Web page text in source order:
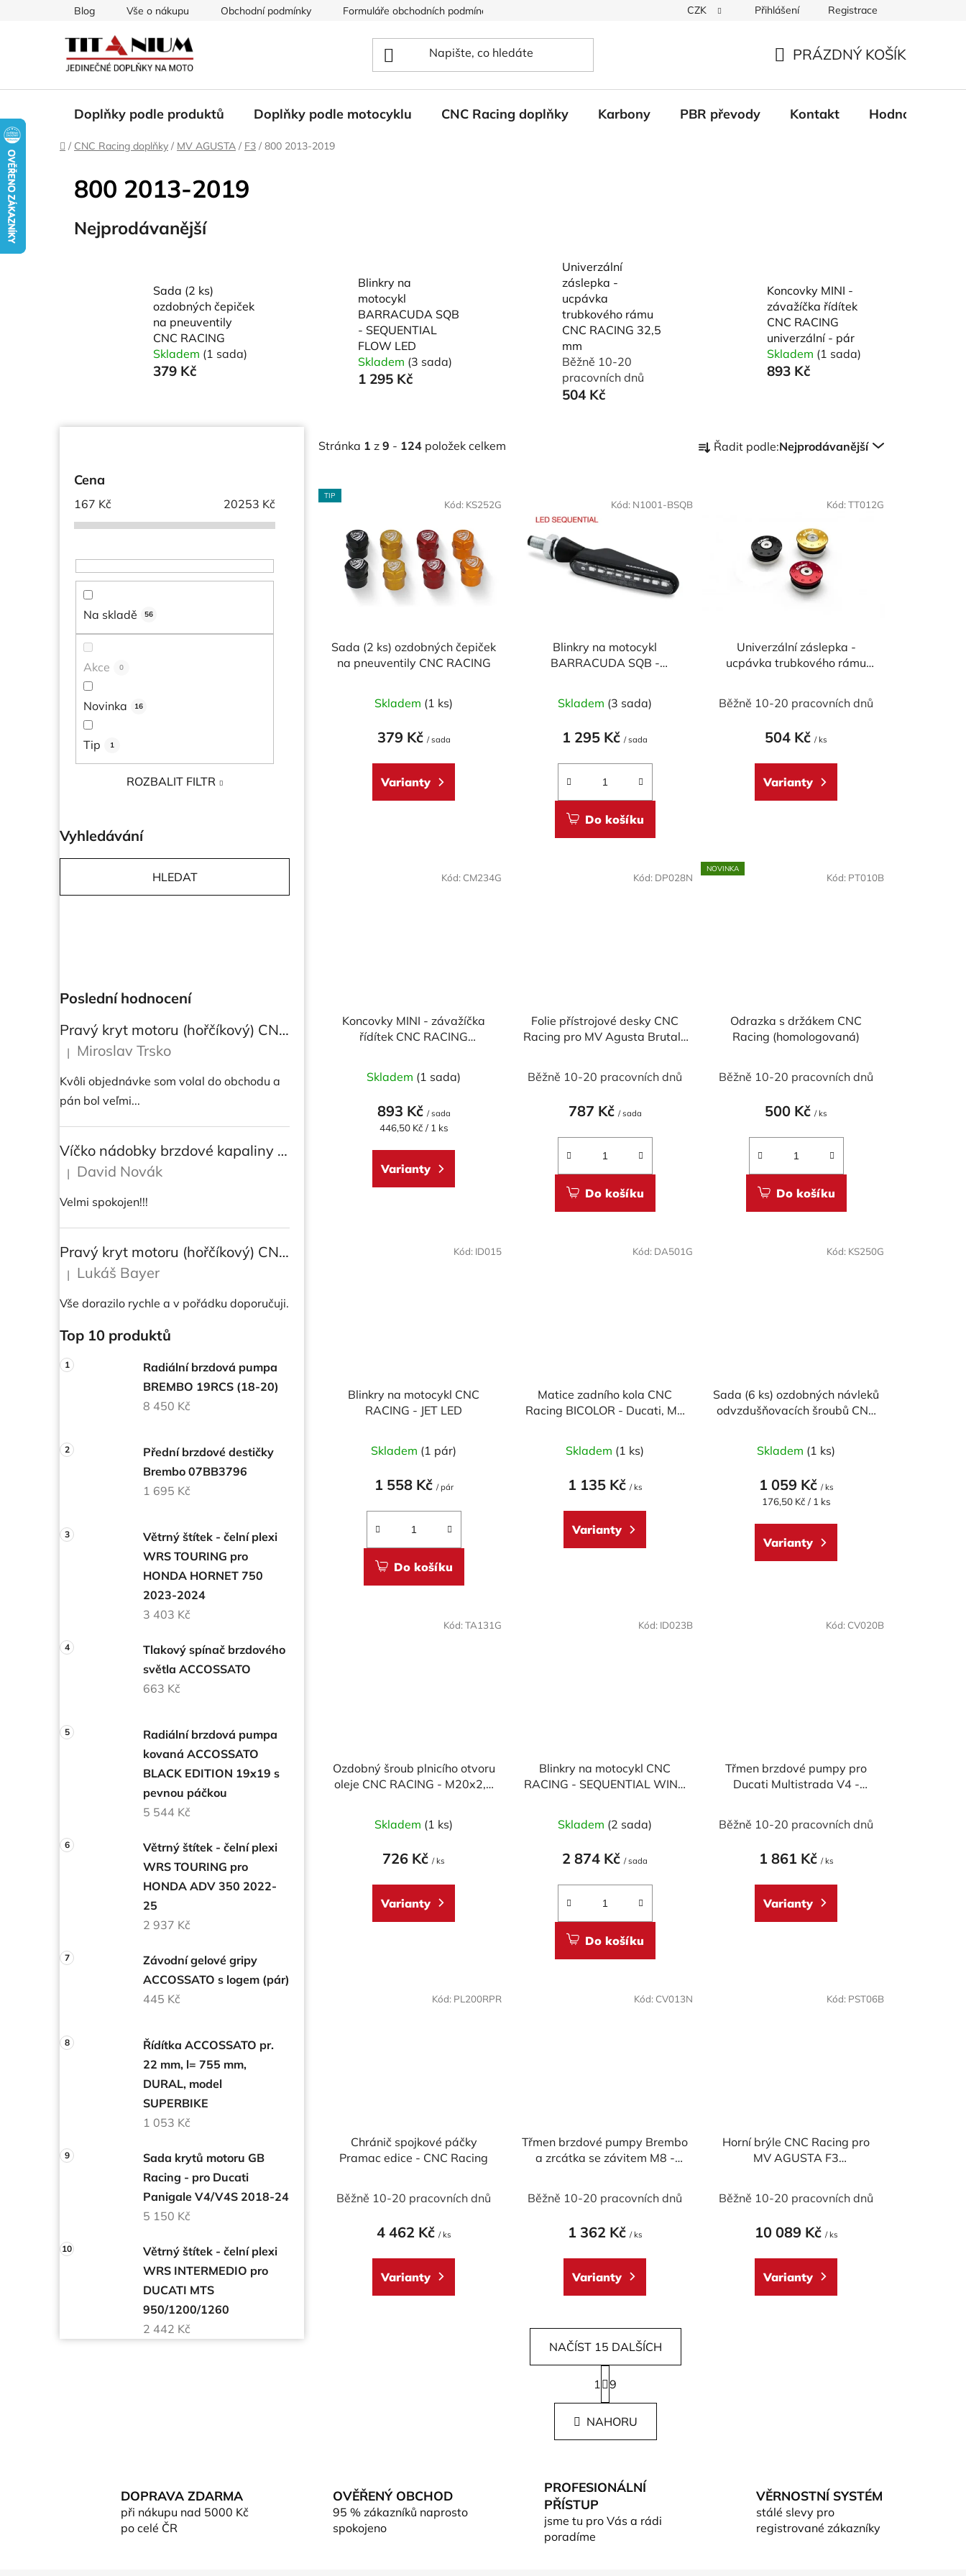
Blog Vše o nákupu Obchodní podmínky Formuláře obchodních podmínek Věrnostní systém Moje objednávka
CZK Přihlášení Registrace
KOŠÍK
PRÁZDNÝ KOŠÍK
Doplňky podle produktů Doplňky podle motocyklu CNC Racing doplňky Karbony PBR převody Kontakt Hodnocení
Domů
/ CNC Racing doplňky / MV AGUSTA / F3 / 800 2013-2019
800 2013-2019
Nejprodávanější
Sada (2 ks)
ozdobných čepiček
na pneuventily
CNC RACING
Skladem (1 sada)
379 Kč
Blinkry na
motocykl
BARRACUDA SQB
- SEQUENTIAL
FLOW LED
Skladem (3 sada)
1 295 Kč
Univerzální
záslepka -
ucpávka
trubkového rámu
CNC RACING 32,5
mm
Běžně 10-20
pracovních dnů
504 Kč
Koncovky MINI -
závažíčka řídítek
CNC RACING
univerzální - pár
Skladem (1 sada)
893 Kč
Cena
167 Kč 20253 Kč
Na skladě 56
Akce 0
Novinka 16
Tip 1
ROZBALIT FILTR
Vyhledávání
HLEDAT
Poslední hodnocení
Pravý kryt motoru (hořčíkový) CNC RACING pro instalaci transparetního krytu spojky pro Ducati Streetfighter V4/V4S
Hodnocení produktu je 5 z 5 hvězdiček.
| Miroslav Trsko
Kvôli objednávke som volal do obchodu a
pán bol veľmi...
Víčko nádobky brzdové kapaliny CNC Racing - BICOLOR
Hodnocení produktu je 5 z 5 hvězdiček.
| David Novák
Velmi spokojen!!!
Pravý kryt motoru (hořčíkový) CNC RACING pro instalaci transparetního krytu spojky pro DUCATI Multistrada/ Diavel V4/ V4S
Hodnocení produktu je 5 z 5 hvězdiček.
| Lukáš Bayer
Vše dorazilo rychle a v pořádku doporučuji.
Top 10 produktů
Radiální brzdová pumpa
BREMBO 19RCS (18-20)
8 450 Kč
Přední brzdové destičky
Brembo 07BB3796
1 695 Kč
Větrný štítek - čelní plexi
WRS TOURING pro
HONDA HORNET 750
2023-2024
3 403 Kč
Tlakový spínač brzdového
světla ACCOSSATO
663 Kč
Radiální brzdová pumpa
kovaná ACCOSSATO
BLACK EDITION 19x19 s
pevnou páčkou
5 544 Kč
Větrný štítek - čelní plexi
WRS TOURING pro
HONDA ADV 350 2022-
25
2 937 Kč
Závodní gelové gripy
ACCOSSATO s logem (pár)
445 Kč
Řídítka ACCOSSATO pr.
22 mm, l= 755 mm,
DURAL, model
SUPERBIKE
1 053 Kč
Sada krytů motoru GB
Racing - pro Ducati
Panigale V4/V4S 2018-24
5 150 Kč
Větrný štítek - čelní plexi
WRS INTERMEDIO pro
DUCATI MTS
950/1200/1260
2 442 Kč
Stránka 1 z 9 - 124 položek celkem
a Řadit podle:Nejprodávanější
V
ý
TIP
Sada (2 ks) ozdobných čepiček
na pneuventily CNC RACING
hodnocení
produktu
z
Skladem (1 ks)
379 Kč / sada
Varianty
Kód: KS252G
Blinkry na motocykl
BARRACUDA SQB -
Skladem (3 sada)
1 295 Kč/ sada
Do košíku
Kód: N1001-BSQB
Univerzální záslepka -
ucpávka trubkového rámu
Běžně 10-20 pracovních dnů
504 Kč/ ks
Varianty
Kód: TT012G
Koncovky MINI - závažíčka
řídítek CNC RACING
Skladem (1 sada)
893 Kč / sada
Měrná
446,50 Kč / 1 ks
Varianty
Kód: CM234G
Folie přístrojové desky CNC
Racing pro MV Agusta Brutale
Běžně 10-20 pracovních dnů
787 Kč / sada
Do košíku
Kód: DP028N
NOVINKA
Odrazka s držákem CNC
Racing (homologovaná)
Běžně 10-20 pracovních dnů
500 Kč/ ks
Do košíku
Kód: PT010B
Blinkry na motocykl CNC
RACING - JET LED
Skladem (1 pár)
1 558 Kč / pár
Do košíku
Kód: ID015
Matice zadního kola CNC
Racing BICOLOR - Ducati, MV
Skladem (1 ks)
1 135 Kč / ks
Varianty
Kód: DA501G
Sada (6 ks) ozdobných návleků
odvzdušňovacích šroubů CNC
hodnocení
produktu
je
Skladem (1 ks)
1 059 Kč / ks
Měrná
176,50 Kč / 1 ks
Varianty
Kód: KS250G
Ozdobný šroub plnicího otvoru
oleje CNC RACING - M20x2,5
hodnocení
produktu
5,0
z
Skladem (1 ks)
726 Kč/ ks
Varianty
Kód: TA131G
Blinkry na motocykl CNC
RACING - SEQUENTIAL WING
Skladem (2 sada)
2 874 Kč/ sada
Do košíku
Kód: ID023B
Třmen brzdové pumpy pro
Ducati Multistrada V4 -
Běžně 10-20 pracovních dnů
1 861 Kč / ks
Varianty
Kód: CV020B
Chránič spojkové páčky
Pramac edice - CNC Racing
Běžně 10-20 pracovních dnů
4 462 Kč / ks
Varianty
Kód: PL200RPR
Třmen brzdové pumpy Brembo
a zrcátka se závitem M8 -
Běžně 10-20 pracovních dnů
1 362 Kč / ks
Varianty
Kód: CV013N
Horní brýle CNC Racing pro
MV AGUSTA F3
Běžně 10-20 pracovních dnů
10 089 Kč / ks
Varianty
Kód: PST06B
O
v
l
á
c
p
NAČÍST 15 DALŠÍCH
S
t
r
n
k
á
n
1 9
NAHORU
DOPRAVA ZDARMA
při nákupu nad 5000 Kč
po celé ČR
OVĚŘENÝ OBCHOD
95 % zákazníků naprosto
spokojeno
PROFESIONÁLNÍ
PŘÍSTUP
jsme tu pro Vás a rádi
poradíme
VĚRNOSTNÍ SYSTÉM
stálé slevy pro
registrované zákazníky